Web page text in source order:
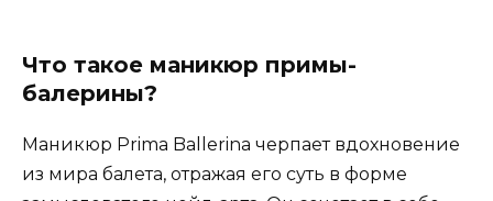
Что такое маникюр примы-
балерины?
Маникюр Prima Ballerina черпает вдохновение
из мира балета, отражая его суть в форме